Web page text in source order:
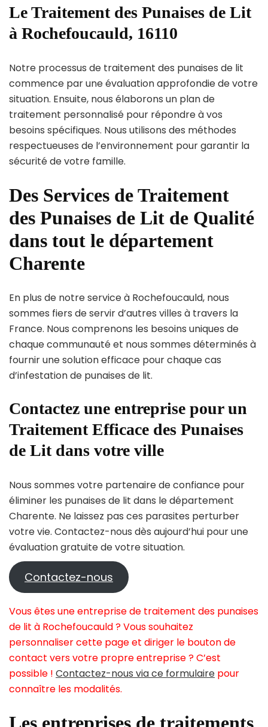
Le Traitement des Punaises de Lit
à Rochefoucauld, 16110
Notre processus de traitement des punaises de lit
commence par une évaluation approfondie de votre
situation. Ensuite, nous élaborons un plan de
traitement personnalisé pour répondre à vos
besoins spécifiques. Nous utilisons des méthodes
respectueuses de l’environnement pour garantir la
sécurité de votre famille.
Des Services de Traitement
des Punaises de Lit de Qualité
dans tout le département
Charente
En plus de notre service à Rochefoucauld, nous
sommes fiers de servir d’autres villes à travers la
France. Nous comprenons les besoins uniques de
chaque communauté et nous sommes déterminés à
fournir une solution efficace pour chaque cas
d’infestation de punaises de lit.
Contactez une entreprise pour un
Traitement Efficace des Punaises
de Lit dans votre ville
Nous sommes votre partenaire de confiance pour
éliminer les punaises de lit dans le département
Charente. Ne laissez pas ces parasites perturber
votre vie. Contactez-nous dès aujourd’hui pour une
évaluation gratuite de votre situation.
Contactez-nous
Vous êtes une entreprise de traitement des punaises
de lit à Rochefoucauld ? Vous souhaitez
personnaliser cette page et diriger le bouton de
contact vers votre propre entreprise ? C’est
possible ! Contactez-nous via ce formulaire pour
connaître les modalités.